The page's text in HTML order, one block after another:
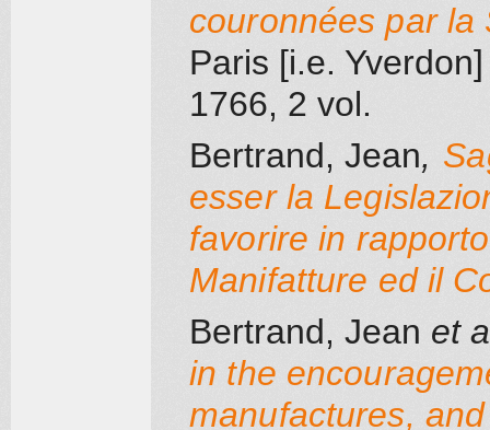
couronnées par la
Paris [i.e. Yverdon]
1766, 2 vol.
Bertrand, Jean,
esser la
favorire in
Manifatture ed il
Bertrand, Jean et
in the
manufactures,